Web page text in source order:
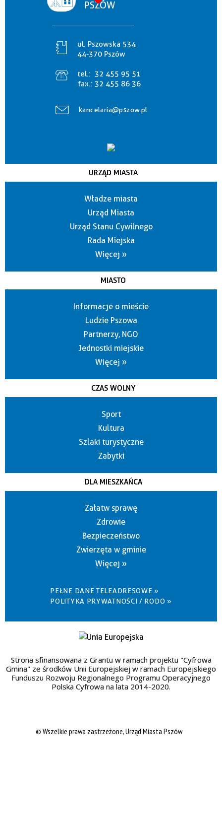
PSZÓW
ul. Pszowska 534
44-370 Pszów
tel.: 32 455 95 51
fax.: 32 455 86 36
kancelaria@pszow.pl
URZĄD MIASTA
Władze miasta
Urząd Miasta
Urząd Stanu Cywilnego
Rada Miejska
Więcej »
MIASTO
Informacje o mieście
Ludzie Pszowa
Partnerzy, NGO
Jednostki miejskie
Więcej »
CZAS WOLNY
Sport
Kultura
Szlaki turystyczne
Zabytki
DLA MIESZKAŃCA
Załatw sprawę
Zdrowie
Bezpieczeństwo
Zwierzęta w gminie
Więcej »
PEŁNE DANE TELEADRESOWE »
POLITYKA PRYWATNOŚCI / RODO »
Strona sfinansowana z Grantu w ramach projektu "Cyfrowa
Gmina" ze środków Unii Europejskiej w ramach Europejskiego
Funduszu Rozwoju Regionalnego Programu Operacyjnego
Polska Cyfrowa na lata 2014-2020.
© Wszelkie prawa zastrzeżone, Urząd Miasta Pszów